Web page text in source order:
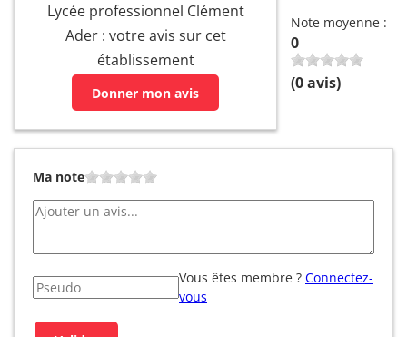
Lycée professionnel Clément
Ader : votre avis sur cet
établissement
Donner mon avis
Note moyenne :
0
(0avis)
Ma note
Vous êtes membre ? Connectez-
vous